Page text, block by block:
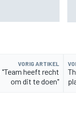
VORIG ARTIKEL
heeft recht
om dit te doen"